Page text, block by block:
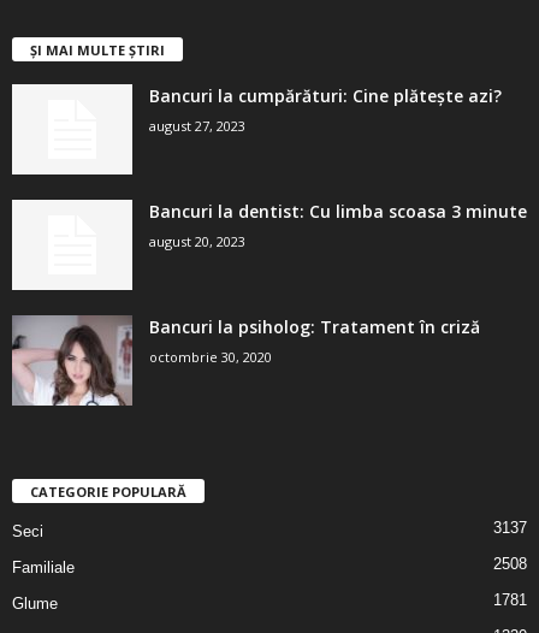
ȘI MAI MULTE ȘTIRI
Bancuri la cumpărături: Cine plătește azi?
august 27, 2023
Bancuri la dentist: Cu limba scoasa 3 minute
august 20, 2023
Bancuri la psiholog: Tratament în criză
octombrie 30, 2020
CATEGORIE POPULARĂ
Seci 3137
Familiale 2508
Glume 1781